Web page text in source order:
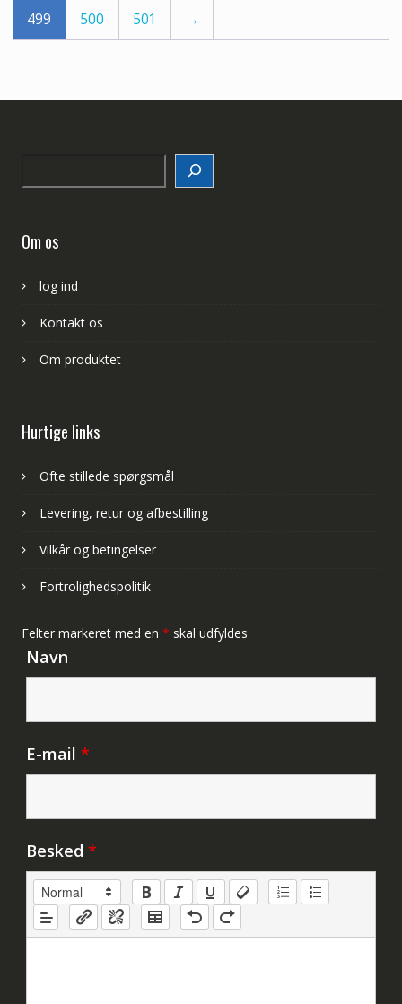
499 500 501 →
Om os
log ind
Kontakt os
Om produktet
Hurtige links
Ofte stillede spørgsmål
Levering, retur og afbestilling
Vilkår og betingelser
Fortrolighedspolitik
Felter markeret med en * skal udfyldes
Navn
E-mail *
Besked *